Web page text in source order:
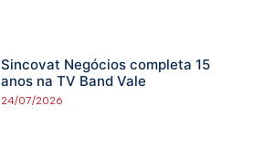
Sincovat Negócios completa 15
anos na TV Band Vale
24/07/2026